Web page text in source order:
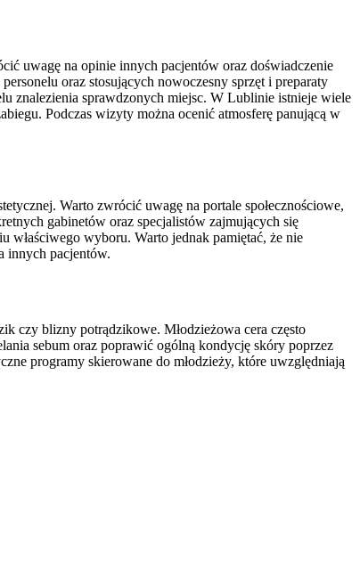
uwagę na opinie innych pacjentów oraz doświadczenie
oraz stosujących nowoczesny sprzęt i preparaty
znalezienia sprawdzonych miejsc. W Lublinie istnieje wiele
Podczas wizyty można ocenić atmosferę panującą w
Warto zwrócić uwagę na portale społecznościowe,
gabinetów oraz specjalistów zajmujących się
właściwego wyboru. Warto jednak pamiętać, że nie
innych pacjentów.
czy blizny potrądzikowe. Młodzieżowa cera często
sebum oraz poprawić ogólną kondycję skóry poprzez
programy skierowane do młodzieży, które uwzględniają